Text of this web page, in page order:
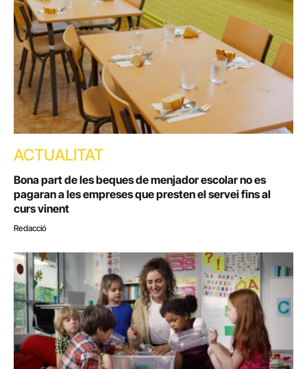
ACTUALITAT
Bona part de les beques de menjador escolar no es
pagaran a les empreses que presten el servei fins al
curs vinent
Redacció